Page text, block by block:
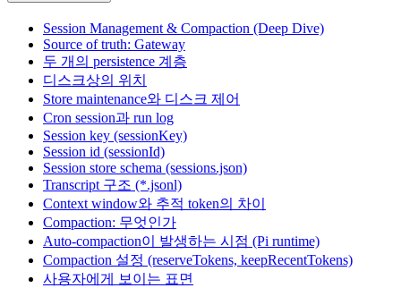
Session Management & Compaction (Deep Dive)
Source of truth: Gateway
두 개의 persistence 계층
디스크상의 위치
Store maintenance와 디스크 제어
Cron session과 run log
Session key (sessionKey)
Session id (sessionId)
Session store schema (sessions.json)
Transcript 구조 (*.jsonl)
Context window와 추적 token의 차이
Compaction: 무엇인가
Auto-compaction이 발생하는 시점 (Pi runtime)
Compaction 설정 (reserveTokens, keepRecentTokens)
사용자에게 보이는 표면